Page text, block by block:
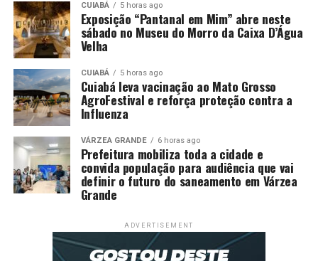
CUIABÁ 5 horas ago
Exposição “Pantanal em Mim” abre neste
sábado no Museu do Morro da Caixa D’Água
Velha
CUIABÁ 5 horas ago
Cuiabá leva vacinação ao Mato Grosso
AgroFestival e reforça proteção contra a
Influenza
VÁRZEA GRANDE 6 horas ago
Prefeitura mobiliza toda a cidade e
convida população para audiência que vai
definir o futuro do saneamento em Várzea
Grande
ADVERTISEMENT